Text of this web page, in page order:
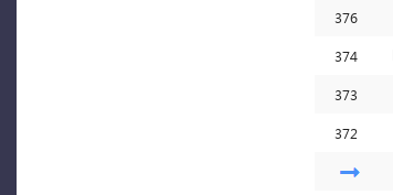
376
374
373
372